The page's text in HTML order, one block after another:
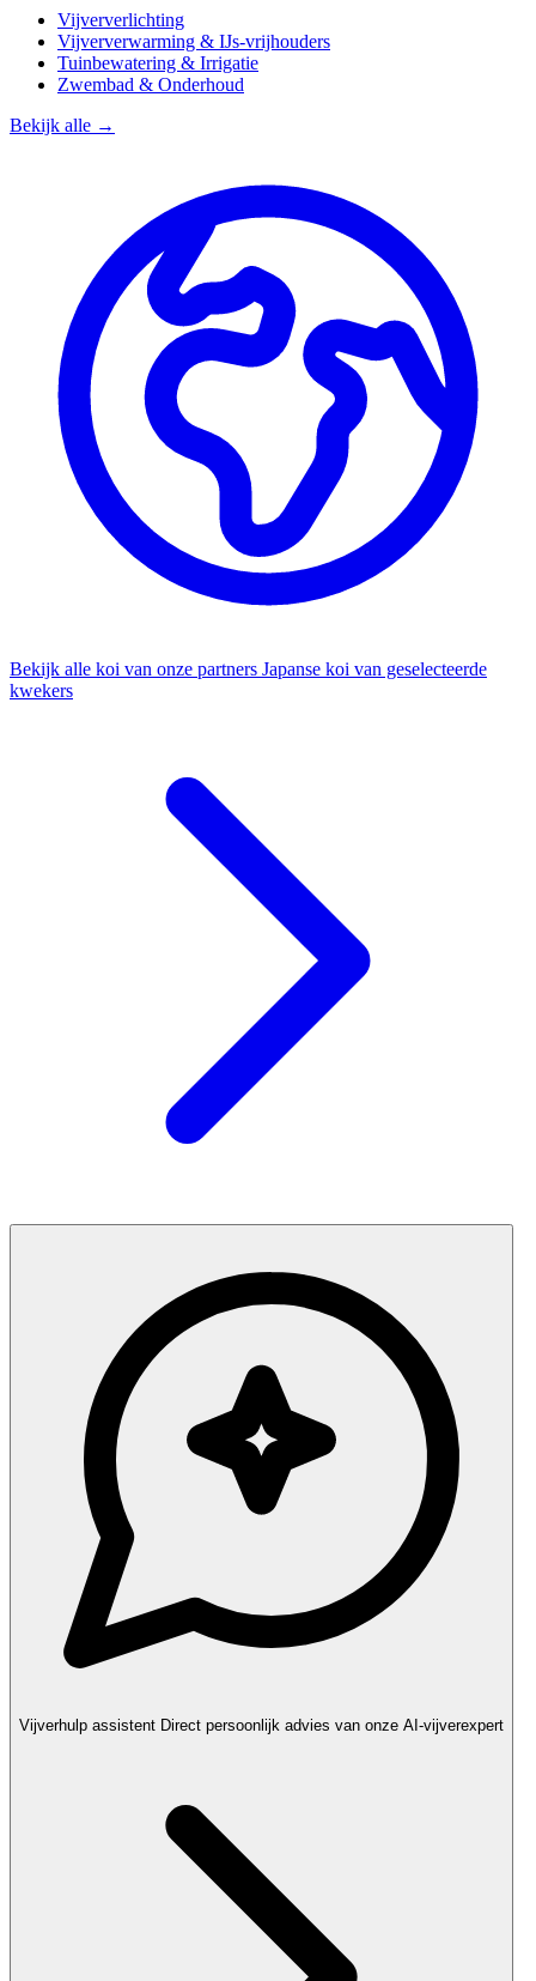
Vijververlichting
Vijververwarming & IJs-vrijhouders
Tuinbewatering & Irrigatie
Zwembad & Onderhoud
Bekijk alle →
Bekijk alle koi van onze partners Japanse koi van geselecteerde
kwekers
Vijverhulp assistent Direct persoonlijk advies van onze AI-vijverexpert